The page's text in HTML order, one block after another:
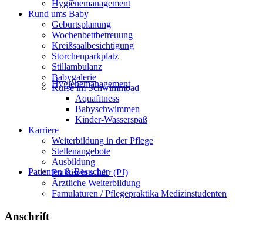
Hygienemanagement
Patienten & Besucher
Hygienemanagement
Rund ums Baby
Geburtsplanung
Wochenbettbetreuung
Kreißsaalbesichtigung
Storchenparkplatz
Stillambulanz
Babygalerie
Kurse im Schwimmbad
Aquafitness
Babyschwimmen
Kinder-Wasserspaß
Karriere
Weiterbildung in der Pflege
Stellenangebote
Ausbildung
Praktisches Jahr (PJ)
Ärztliche Weiterbildung
Famulaturen / Pflegepraktika Medizinstudenten
Anschrift